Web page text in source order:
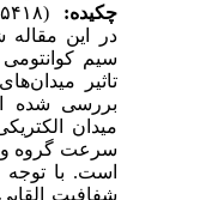
چکیده:
در این مقاله
تاثیر
بررسی شده
میدان
سرعت گروه و
است. با توجه
شفافیت